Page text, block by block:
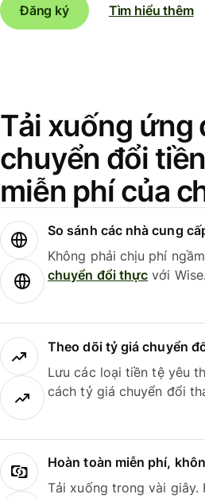
Đăng ký
Tìm hiểu thêm
Tải xuống ứng
chuyển đổi
miễn phí của
So sánh các nhà cung
Không phải chịu phí
chuyển đổi thực với Wise.
Theo dõi tỷ giá chuyển
Lưu các loại tiền tệ yêu
cách tỷ giá chuyển đổi
Hoàn toàn miễn phí,
Tải xuống trong vài giây.